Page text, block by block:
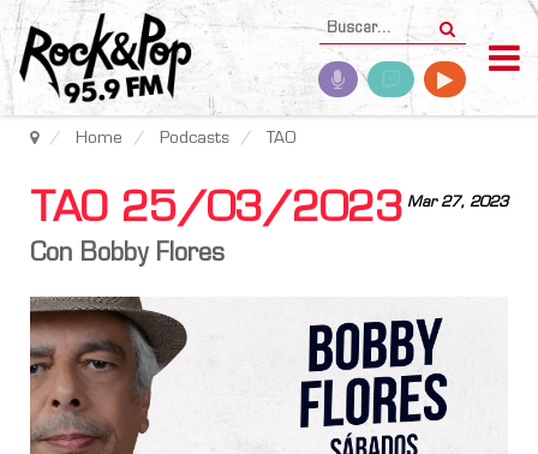
Home Podcasts TAO
Mar 27, 2023
TAO 25/03/2023
Con Bobby Flores